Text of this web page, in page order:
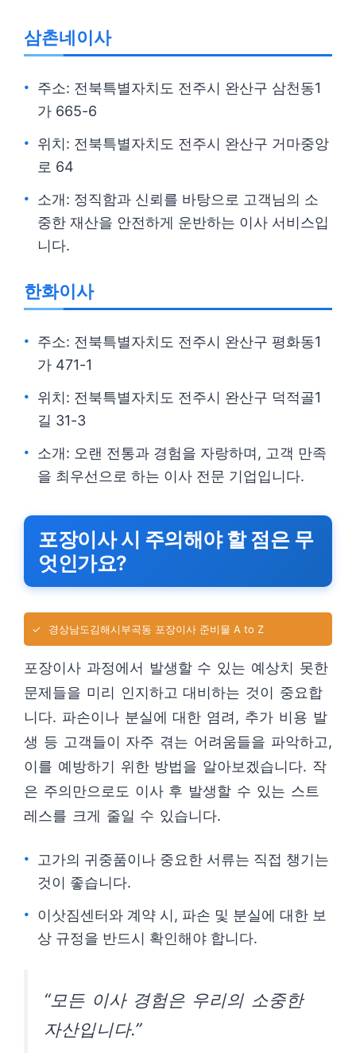
삼촌네이사
주소: 전북특별자치도 전주시 완산구 삼천동1
가 665-6
위치: 전북특별자치도 전주시 완산구 거마중앙
로 64
소개: 정직함과 신뢰를 바탕으로 고객님의 소
중한 재산을 안전하게 운반하는 이사 서비스입
니다.
한화이사
주소: 전북특별자치도 전주시 완산구 평화동1
가 471-1
위치: 전북특별자치도 전주시 완산구 덕적골1
길 31-3
소개: 오랜 전통과 경험을 자랑하며, 고객 만족
을 최우선으로 하는 이사 전문 기업입니다.
포장이사 시 주의해야 할 점은 무
엇인가요?
✓ 경상남도김해시부곡동 포장이사 준비물 A to Z
포장이사 과정에서 발생할 수 있는 예상치 못한
문제들을 미리 인지하고 대비하는 것이 중요합
니다. 파손이나 분실에 대한 염려, 추가 비용 발
생 등 고객들이 자주 겪는 어려움들을 파악하고,
이를 예방하기 위한 방법을 알아보겠습니다. 작
은 주의만으로도 이사 후 발생할 수 있는 스트
레스를 크게 줄일 수 있습니다.
고가의 귀중품이나 중요한 서류는 직접 챙기는
것이 좋습니다.
이삿짐센터와 계약 시, 파손 및 분실에 대한 보
상 규정을 반드시 확인해야 합니다.
“모든 이사 경험은 우리의 소중한
자산입니다.”